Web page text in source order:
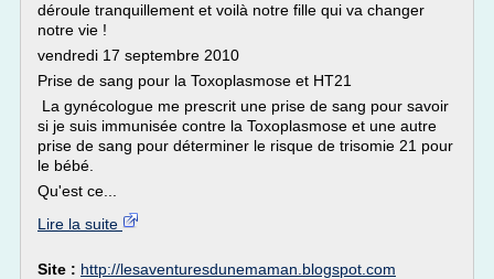
déroule tranquillement et voilà notre fille qui va changer
notre vie !
vendredi 17 septembre 2010
Prise de sang pour la Toxoplasmose et HT21
La gynécologue me prescrit une prise de sang pour savoir
si je suis immunisée contre la Toxoplasmose et une autre
prise de sang pour déterminer le risque de trisomie 21 pour
le bébé.
Qu'est ce...
Lire la suite
Site : http://lesaventuresdunemaman.blogspot.com